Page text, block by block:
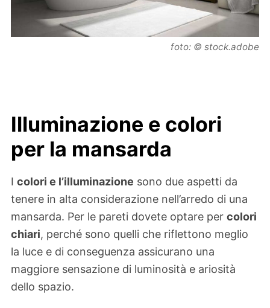
foto: © stock.adobe
Illuminazione e colori
per la mansarda
I colori e l’illuminazione sono due aspetti da
tenere in alta considerazione nell’arredo di una
mansarda. Per le pareti dovete optare per colori
chiari, perché sono quelli che riflettono meglio
la luce e di conseguenza assicurano una
maggiore sensazione di luminosità e ariosità
dello spazio.